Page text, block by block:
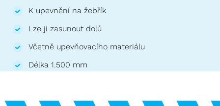
K upevnění na žebřík
Lze ji zasunout dolů
Včetně upevňovacího materiálu
Délka 1.500 mm